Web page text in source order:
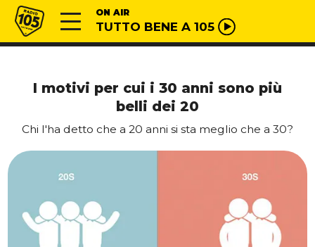
Vai al contenuto
Radio 105 ON AIR
TUTTO BENE A 105
I motivi per cui i 30 anni sono più
belli dei 20
Chi l'ha detto che a 20 anni si sta meglio che a 30?